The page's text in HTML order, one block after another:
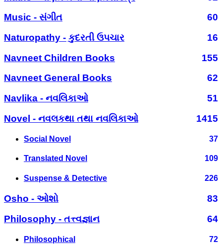
Music - સંગીત
60
Naturopathy - કુદરતી ઉપચાર
16
Navneet Children Books
155
Navneet General Books
62
Navlika - નવલિકાઓ
51
Novel - નવલકથા તથા નવલિકાઓ
1415
Social Novel 37
Translated Novel 109
Suspense & Detective 226
Osho - ઓશો
83
Philosophy - તત્ત્વજ્ઞાન
64
Philosophical 72